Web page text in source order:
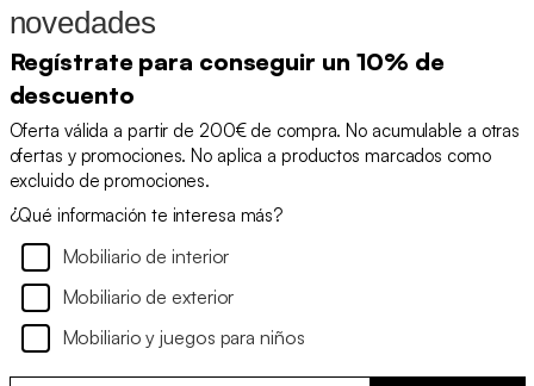
novedades
Regístrate para conseguir un 10% de
descuento
Oferta válida a partir de 200€ de compra. No acumulable a otras
ofertas y promociones. No aplica a productos marcados como
excluido de promociones.
¿Qué información te interesa más?
Mobiliario de interior
Mobiliario de exterior
Mobiliario y juegos para niños